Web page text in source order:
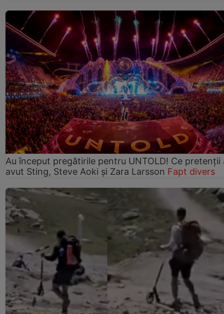
Au început pregătirile pentru UNTOLD! Ce pretenții
avut Sting, Steve Aoki și Zara Larsson Fapt divers